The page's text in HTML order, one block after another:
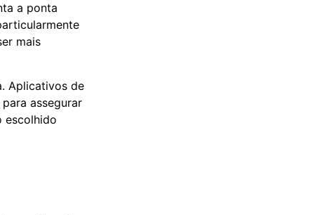
a ponta
mais
Aplicativos de
assegurar
escolhido